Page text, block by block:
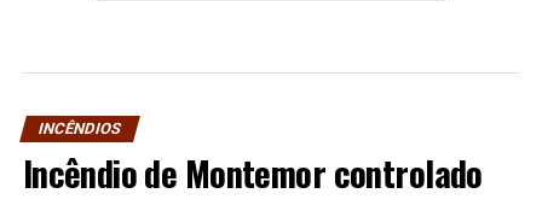
INCÊNDIOS
Incêndio de Montemor controlado